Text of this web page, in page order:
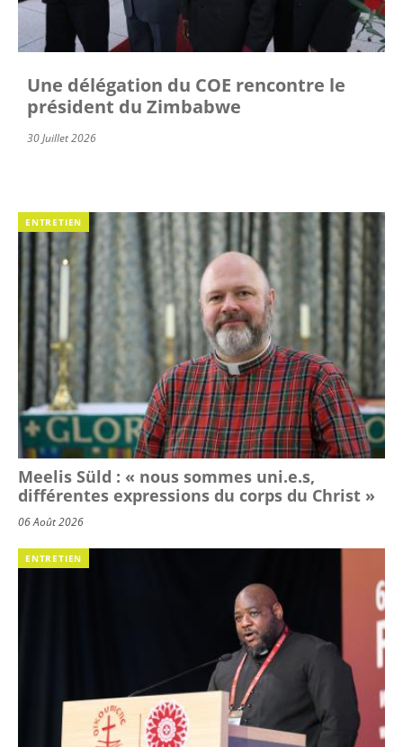
Une délégation du COE rencontre le
président du Zimbabwe
30 Juillet 2026
ENTRETIEN
Meelis Süld : « nous sommes uni.e.s,
différentes expressions du corps du Christ »
06 Août 2026
ENTRETIEN